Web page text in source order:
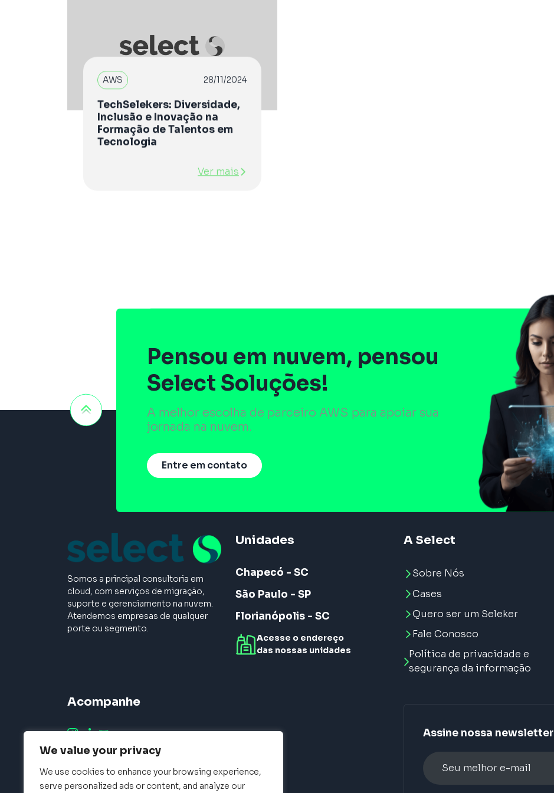
We value your privacy
We use cookies to enhance your browsing experience,
serve personalized ads or content, and analyze our
AWS 28/11/2024
TechSelekers: Diversidade,
Inclusão e Inovação na
Formação de Talentos em
Tecnologia
Ver mais
Pensou em nuvem, pensou
Select Soluções!
A melhor escolha de parceiro AWS para apoiar sua
jornada na nuvem.
Entre em contato
Somos a principal consultoria em
cloud, com serviços de migração,
suporte e gerenciamento na nuvem.
Atendemos empresas de qualquer
porte ou segmento.
Unidades
Chapecó - SC
São Paulo - SP
Florianópolis - SC
Acesse o endereço
das nossas unidades
A Select
Sobre Nós
Cases
Quero ser um Seleker
Fale Conosco
Política de privacidade e
segurança da informação
Acompanhe
Assine nossa newsletter